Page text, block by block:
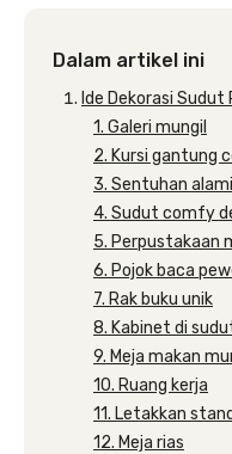
Dalam artikel ini
Ide Dekorasi
1. Galeri mungil
2. Kursi gantung
3. Sentuhan alami
4. Sudut comfy
5. Perpustakaan
6. Pojok baca
7. Rak buku unik
8. Kabinet di
9. Meja makan
10. Ruang kerja
11. Letakkan
12. Meja rias